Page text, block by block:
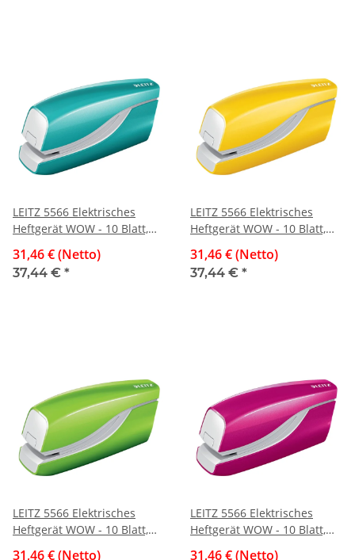
LEITZ 5566 Elektrisches
Heftgerät WOW - 10 Blatt,
31,46 € (Netto)
37,44 € *
LEITZ 5566 Elektrisches
Heftgerät WOW - 10 Blatt,
31,46 € (Netto)
37,44 € *
LEITZ 5566 Elektrisches
Heftgerät WOW - 10 Blatt,
31,46 € (Netto)
LEITZ 5566 Elektrisches
Heftgerät WOW - 10 Blatt,
31,46 € (Netto)